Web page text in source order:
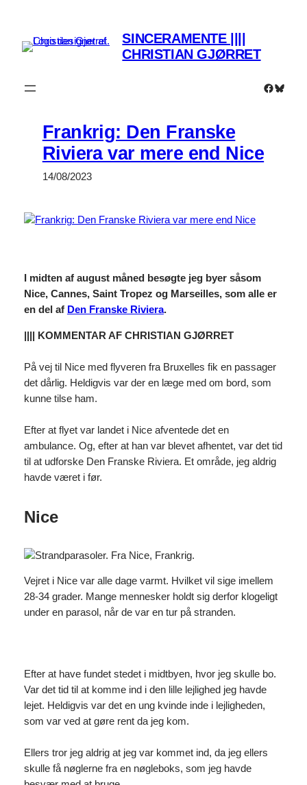
indhold
SINCERAMENTE ||||
CHRISTIAN GJØRRET
Frankrig: Den Franske
Riviera var mere end Nice
14/08/2023
I midten af august måned besøgte jeg byer såsom
Nice, Cannes, Saint Tropez og Marseilles, som alle er
en del af Den Franske Riviera.
|||| KOMMENTAR AF CHRISTIAN GJØRRET
På vej til Nice med flyveren fra Bruxelles fik en passager
det dårlig. Heldigvis var der en læge med om bord, som
kunne tilse ham.
Efter at flyet var landet i Nice afventede det en
ambulance. Og, efter at han var blevet afhentet, var det tid
til at udforske Den Franske Riviera. Et område, jeg aldrig
havde været i før.
Nice
Vejret i Nice var alle dage varmt. Hvilket vil sige imellem
28-34 grader. Mange mennesker holdt sig derfor klogeligt
under en parasol, når de var en tur på stranden.
Efter at have fundet stedet i midtbyen, hvor jeg skulle bo.
Var det tid til at komme ind i den lille lejlighed jeg havde
lejet. Heldigvis var det en ung kvinde inde i lejligheden,
som var ved at gøre rent da jeg kom.
Ellers tror jeg aldrig at jeg var kommet ind, da jeg ellers
skulle få nøglerne fra en nøgleboks, som jeg havde